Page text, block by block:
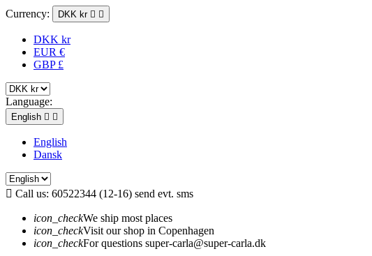
Currency: DKK kr  
DKK kr
EUR €
GBP £
Language:
English  
English
Dansk
 Call us: 60522344 (12-16) send evt. sms
icon_checkWe ship most places
icon_checkVisit our shop in Copenhagen
icon_checkFor questions super-carla@super-carla.dk